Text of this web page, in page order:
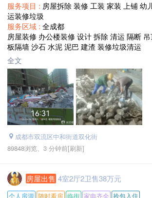
服务项目 : 房屋拆除 装修 工装 家装 上铺 幼
运装修垃圾
服务区域 : 全成都
房屋装修 办公楼装修 设计 拆除 清运 隔断 吊顶 玻璃隔断 石膏
板隔墙 沙石 水泥 泥巴 建渣 装修垃圾清运
全文
成都市双流区中和街道双化街
89848浏览、 3 分钟前[刷新]
房屋出售 4室2厅2卫售38万元
个人房源 随时看房 临街 家电齐全 拎包入住